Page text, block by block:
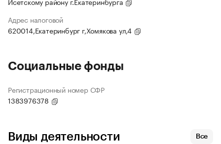
Адрес налоговой
620014,Екатеринбург г,Хомякова ул,4
Социальные фонды
Регистрационный номер СФР
1383976378
Виды деятельности Все